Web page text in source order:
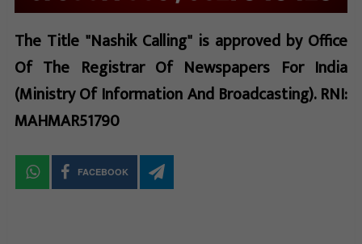
The Title "Nashik Calling" is approved by Office
Of The Registrar Of Newspapers For India
(Ministry Of Information And Broadcasting). RNI:
MAHMAR51790
FACEBOOK